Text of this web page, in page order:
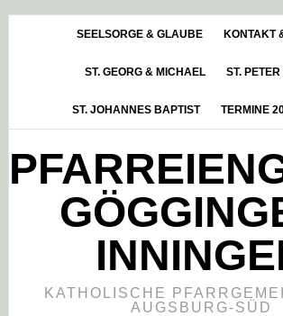
HauptsidebarSEELSORGE & GLAUBE KONTAKT
ST. GEORG & MICHAEL ST.
ST. JOHANNES BAPTIST TERMINE
KATHOLISCHE
AUGSBURG-SÜD